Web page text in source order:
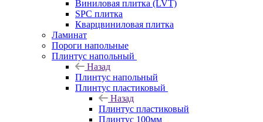
Виниловая плитка (LVT)
SPC плитка
Кварцвиниловая плитка
Ламинат
Пороги напольные
Плинтус напольный
Назад
Плинтус напольный
Плинтус пластиковый
Назад
Плинтус пластиковый
Плинтус 100мм